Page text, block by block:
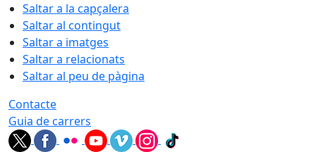
Saltar a la capçalera
Saltar al contingut
Saltar a imatges
Saltar a relacionats
Saltar al peu de pàgina
Contacte
Guia de carrers